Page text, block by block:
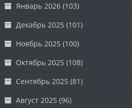
Январь 2026 (103)
Декабрь 2025 (101)
Ноябрь 2025 (100)
Октябрь 2025 (108)
Сентябрь 2025 (81)
Август 2025 (96)